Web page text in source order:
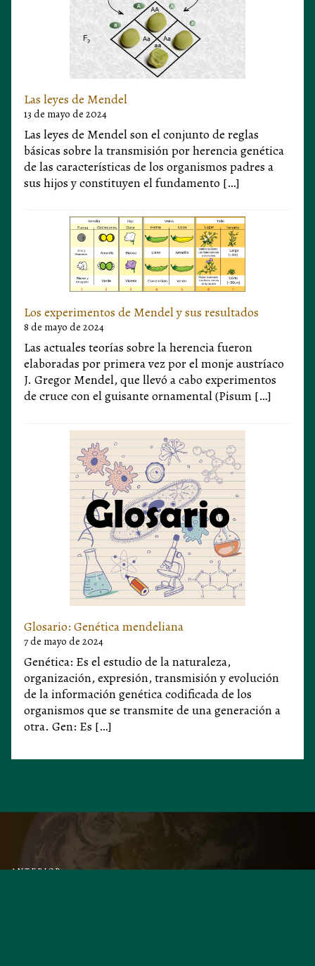
Las leyes de Mendel
13 de mayo de 2024
Las leyes de Mendel son el conjunto de reglas
básicas sobre la transmisión por herencia genética
de las características de los organismos padres a
sus hijos y constituyen el fundamento […]
Los experimentos de Mendel y sus resultados
8 de mayo de 2024
Las actuales teorías sobre la herencia fueron
elaboradas por primera vez por el monje austríaco
J. Gregor Mendel, que llevó a cabo experimentos
de cruce con el guisante ornamental (Pisum […]
Glosario: Genética mendeliana
7 de mayo de 2024
Genética: Es el estudio de la naturaleza,
organización, expresión, transmisión y evolución
de la información genética codificada de los
organismos que se transmite de una generación a
otra. Gen: Es […]
ANTERIOR